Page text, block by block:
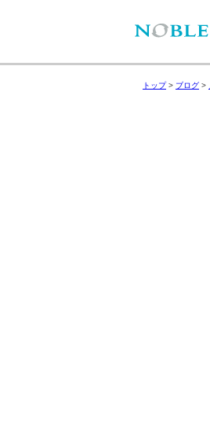
トップ> ブログ >